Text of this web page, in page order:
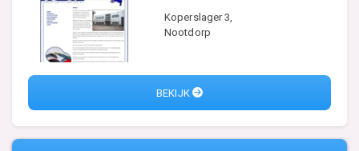
Koperslager 3,
Nootdorp
BEKIJK